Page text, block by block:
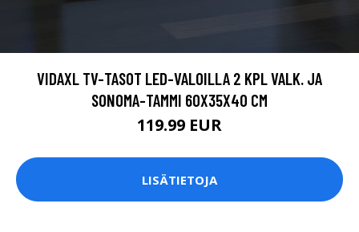
VIDAXL TV-TASOT LED-VALOILLA 2 KPL VALK. JA
SONOMA-TAMMI 60X35X40 CM
119.99 EUR
LISÄTIETOJA